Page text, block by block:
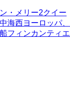
・メリー2クイー
海西ヨーロッパ、
フィンカンティエ